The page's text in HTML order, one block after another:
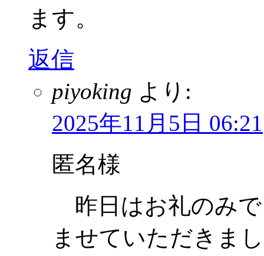
ます。
返信
piyoking より:
2025年11月5日 06:21
匿名様
昨日はお礼のみ
ませていただきま